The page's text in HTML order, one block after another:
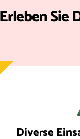
Erleben Sie
Diverse